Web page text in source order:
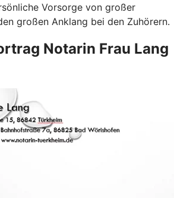
Vorsorge von großer
großen Anklang bei den Zuhörern.
Notarin Frau Lang